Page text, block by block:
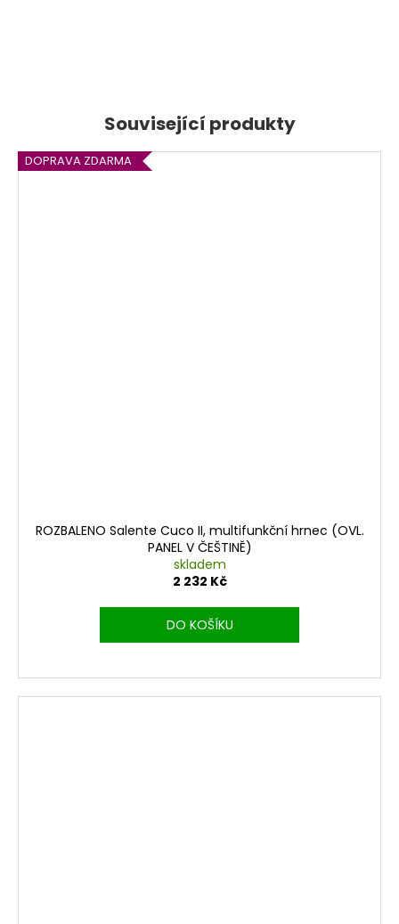
DOPRAVA ZDARMA
ROZBALENO Salente Cuco II, multifunkční hrnec (OVL.
PANEL V ČEŠTINĚ)
skladem
2 232 Kč
DO KOŠÍKU